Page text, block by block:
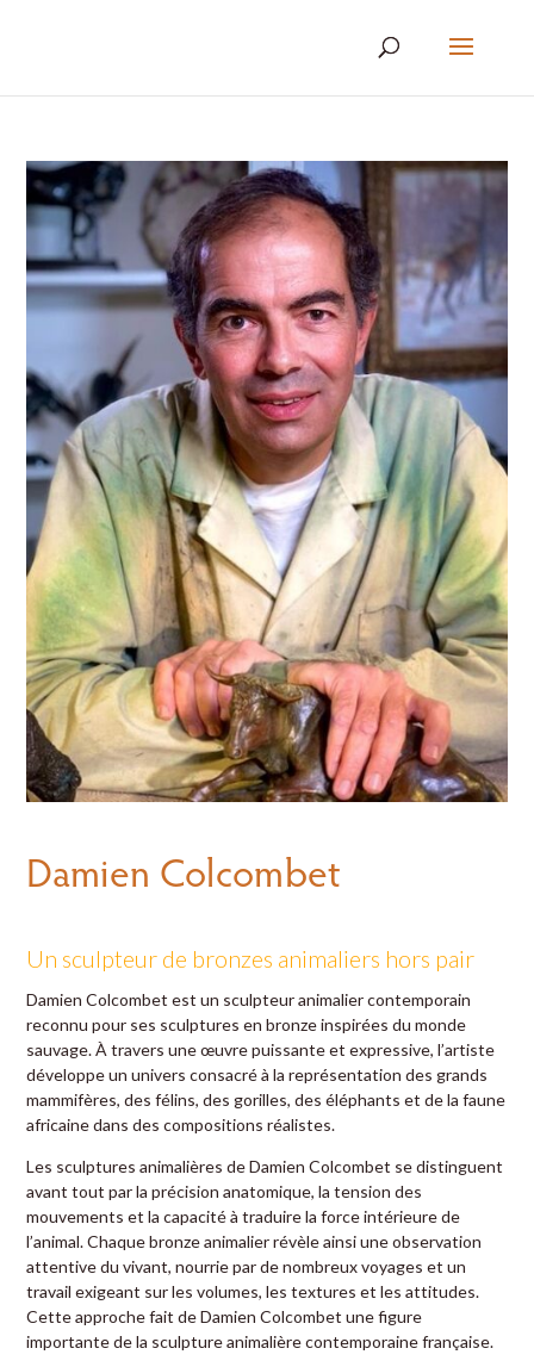
Damien Colcombet
Un sculpteur de bronzes animaliers hors pair
Damien Colcombet est un sculpteur animalier contemporain
reconnu pour ses sculptures en bronze inspirées du monde
sauvage. À travers une œuvre puissante et expressive, l’artiste
développe un univers consacré à la représentation des grands
mammifères, des félins, des gorilles, des éléphants et de la faune
africaine dans des compositions réalistes.
Les sculptures animalières de Damien Colcombet se distinguent
avant tout par la précision anatomique, la tension des
mouvements et la capacité à traduire la force intérieure de
l’animal. Chaque bronze animalier révèle ainsi une observation
attentive du vivant, nourrie par de nombreux voyages et un
travail exigeant sur les volumes, les textures et les attitudes.
Cette approche fait de Damien Colcombet une figure
importante de la sculpture animalière contemporaine française.